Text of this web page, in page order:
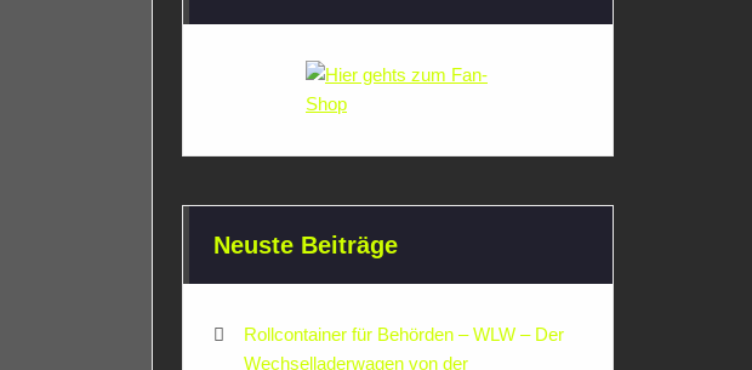
Neuste Beiträge
Rollcontainer für Behörden – WLW – Der
Wechselladerwagen von der